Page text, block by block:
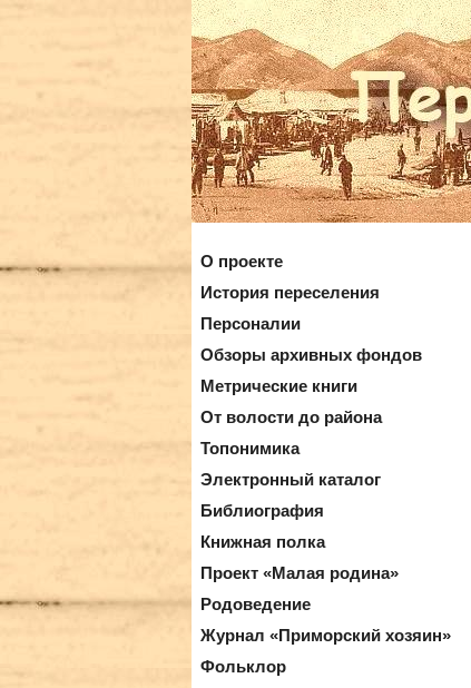
О проекте
История переселения
Персоналии
Обзоры архивных фондов
Метрические книги
От волости до района
Топонимика
Электронный каталог
Библиография
Книжная полка
Проект «Малая родина»
Родоведение
Журнал «Приморский хозяин»
Фольклор